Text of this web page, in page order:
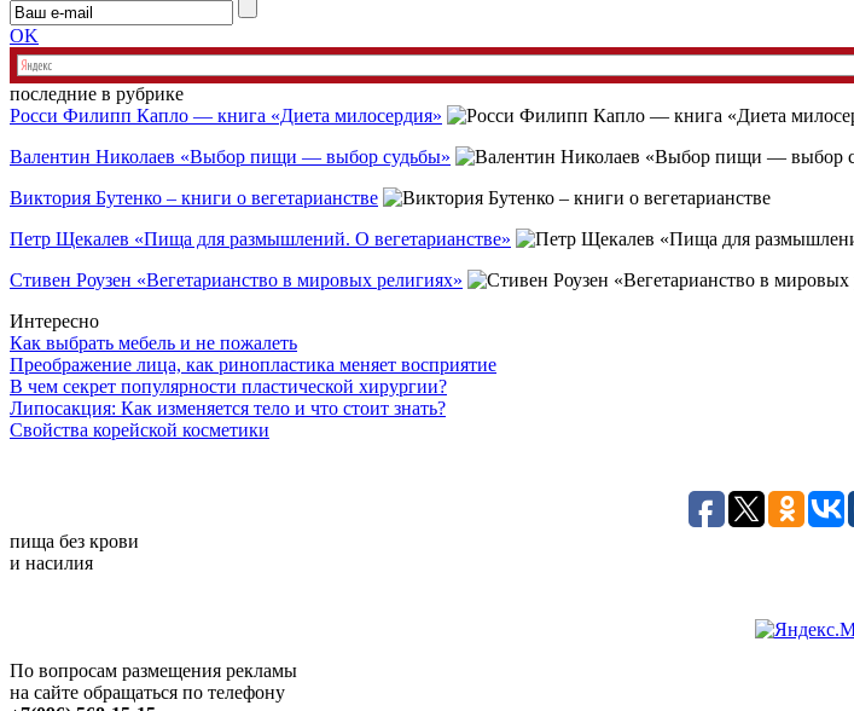
OK
последние в рубрике
Росси Филипп Капло — книга «Диета милосердия»
Валентин Николаев «Выбор пищи — выбор судьбы»
Виктория Бутенко – книги о вегетарианстве
Петр Щекалев «Пища для размышлений. О вегетарианстве»
Стивен Роузен «Вегетарианство в мировых религиях»
Интересно
Как выбрать мебель и не пожалеть
Преображение лица, как ринопластика меняет восприятие
В чем секрет популярности пластической хирургии?
Липосакция: Как изменяется тело и что стоит знать?
Свойства корейской косметики
пища без крови
и насилия
По вопросам размещения рекламы
на сайте обращаться по телефону